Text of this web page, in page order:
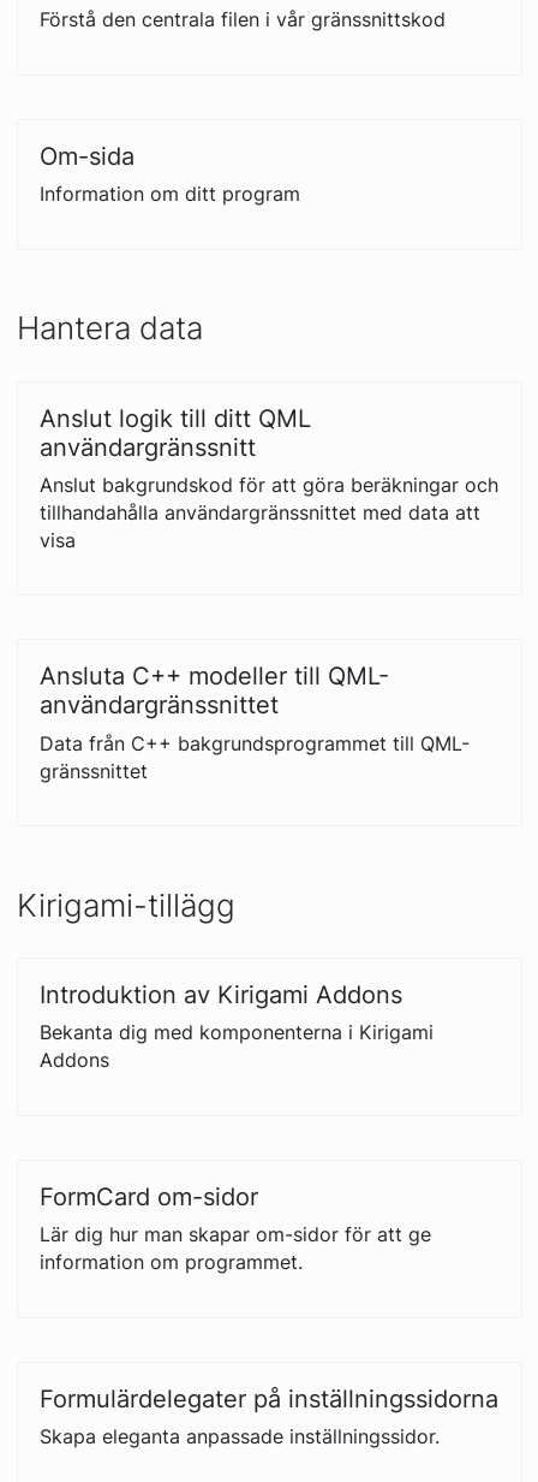
Förstå den centrala filen i vår gränssnittskod
Om-sida
Information om ditt program
Hantera data
Anslut logik till ditt QML
användargränssnitt
Anslut bakgrundskod för att göra beräkningar och
tillhandahålla användargränssnittet med data att
visa
Ansluta C++ modeller till QML-
användargränssnittet
Data från C++ bakgrundsprogrammet till QML-
gränssnittet
Kirigami-tillägg
Introduktion av Kirigami Addons
Bekanta dig med komponenterna i Kirigami
Addons
FormCard om-sidor
Lär dig hur man skapar om-sidor för att ge
information om programmet.
Formulärdelegater på inställningssidorna
Skapa eleganta anpassade inställningssidor.